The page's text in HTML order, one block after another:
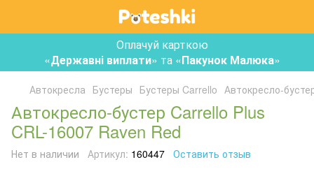
Оплачуй карткою
«Державні виплати» та «Пакунок Малюка»
Автокресла Бустеры Бустеры Carrello Автокресло-
Автокресло-бустер Carrello Plus
CRL-16007 Raven Red
Нет в наличии Артикул: 160447 Оставить отзыв